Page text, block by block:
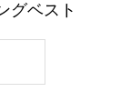
グベスト